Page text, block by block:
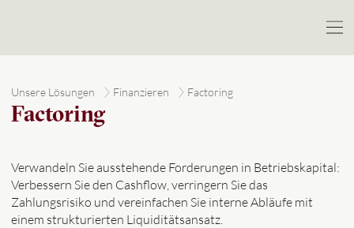
Unsere Lösungen Finanzieren Factoring
Factoring
Verwandeln Sie ausstehende Forderungen in Betriebskapital:
Verbessern Sie den Cashflow, verringern Sie das
Zahlungsrisiko und vereinfachen Sie interne Abläufe mit
einem strukturierten Liquiditätsansatz.